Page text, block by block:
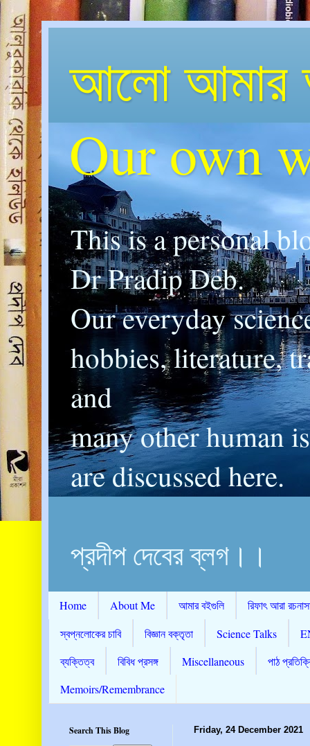
আলো আমার
Our own
This is a personal
Dr Pradip Deb.
Our everyday
hobbies, literature,
and
many other human
are discussed here.
প্রদীপ দেবের ব্লগ।।
Home About Me আমার বইগুলি
রিফাৎ আরা
স্বপ্নলোকের চাবি
বিজ্ঞান বক্তৃতা Science Talks
ব্যক্তিত্ব
বিবিধ প্রসঙ্গ Miscellaneous
পাঠ
Memoirs/Remembrance
Friday, 24 December 2021
Search This Blog